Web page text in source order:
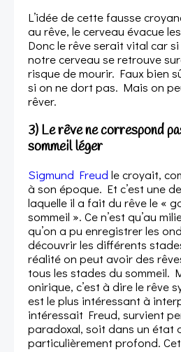
L’idée de cette fausse
au rêve, le cerveau évacue
Donc le rêve serait vital car
notre cerveau se retrouve
risque de mourir. Faux bien
si on ne dort pas. Mais on
rêver.
3) Le rêve ne correspond
sommeil léger
Sigmund Freud le croyait,
à son époque. Et c’est une
laquelle il a fait du rêve le «
sommeil ». Ce n’est qu’au
qu’on a pu enregistrer les
découvrir les différents
réalité on peut avoir des
tous les stades du sommeil.
onirique, c’est à dire le rêve
est le plus intéressant à
intéressait Freud, survient
paradoxal, soit dans un état
particulièrement profond.